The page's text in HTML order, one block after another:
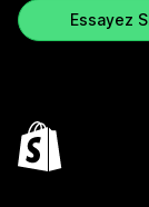
Essayez